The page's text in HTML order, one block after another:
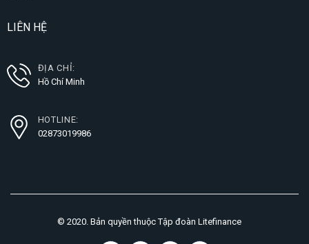
LIÊN HỆ
ĐỊA CHỈ:
Hồ Chí Minh
HOTLINE:
02873019986
© 2020. Bản quyền thuộc Tập đoàn Litefinance